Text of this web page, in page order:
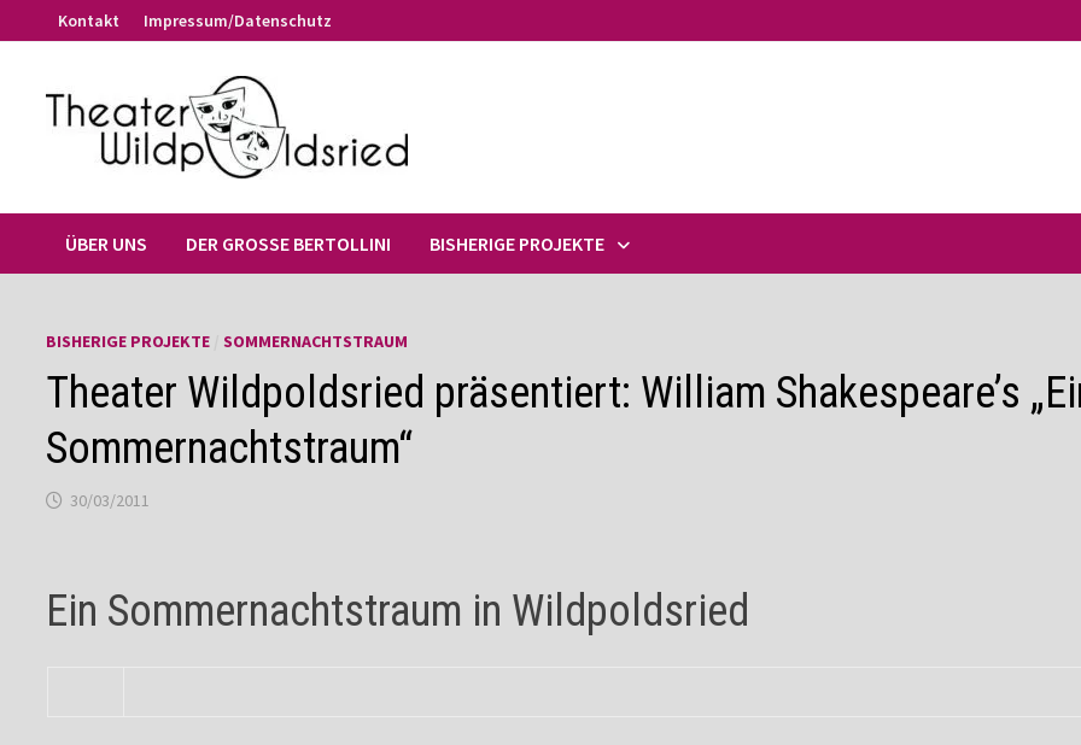
Inhalt
Kontakt Impressum/Datenschutz
ÜBER UNS DER GROSSE BERTOLLINI BISHERIGE PROJEKTE
BISHERIGE PROJEKTE /SOMMERNACHTSTRAUM
Theater Wildpoldsried präsentiert: William Shakespeare’s
Sommernachtstraum“
30/03/2011
Ein Sommernachtstraum in Wildpoldsried